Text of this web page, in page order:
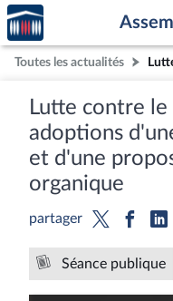
Aller au contenu
Aller en bas de la page
Accèder
à la
page
d'accueil
Toutes les actualités
Lutte contre
adoptions
et d'une
organique
partager
Séance publique